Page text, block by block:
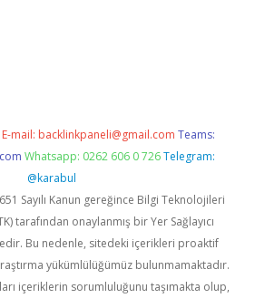
E-mail: backlinkpaneli@gmail.com Teams:
Whatsapp: 0262 606 0 726 Telegram:
@karabul
Sayılı Kanun gereğince Bilgi Teknolojileri
tarafından onaylanmış bir Yer Sağlayıcı
Bu nedenle, sitedeki içerikleri proaktif
yükümlülüğümüz bulunmamaktadır.
içeriklerin sorumluluğunu taşımakta olup,